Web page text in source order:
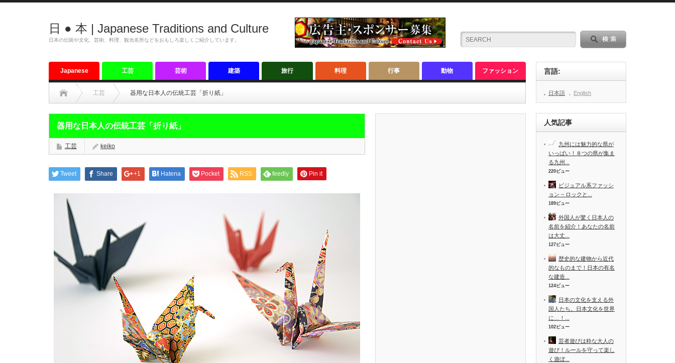
日 ● 本 | Japanese Traditions and Culture
日本の伝統や文化、芸術、料理、観光名所などをおもしろ楽しくご紹介しています。
Japanese
tradition
工芸 芸術 建築 旅行 料理 行事 動物 ファッション
工芸 器用な日本人の伝統工芸「折り紙」
器用な日本人の伝統工芸「折り紙」
工芸 keiko
Tweet Share +1 Hatena Pocket RSS feedly Pin it
言語:
日本語 English
人気記事
九州には魅力的な県が
いっぱい！８つの県が集ま
る九州...
220ビュー
ビジュアル系ファッシ
ョン – ロックと...
189ビュー
外国人が驚く日本人の
名前を紹介！あなたの名前
は大丈...
127ビュー
歴史的な建物から近代
的なものまで！日本の有名
な建造...
124ビュー
日本の文化を支える外
国人たち。日本文化を世界
に…！...
102ビュー
芸者遊びは粋な大人の
遊び！ルールを守って楽し
く遊ぼ...